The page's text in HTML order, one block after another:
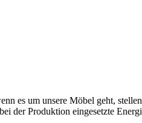
es um unsere Möbel geht,
der Produktion eingesetzte